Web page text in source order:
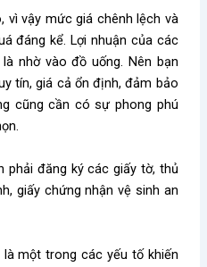
vì vậy mức giá chênh lệch và
đáng kể. Lợi nhuận của các
nhờ vào đồ uống. Nên bạn
tín, giá cả ổn định, đảm bảo
cũng cần có sự phong phú
phải đăng ký các giấy tờ, thủ
giấy chứng nhận vệ sinh an
một trong các yếu tố khiến